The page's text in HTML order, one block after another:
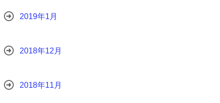
2019年1月
2018年12月
2018年11月